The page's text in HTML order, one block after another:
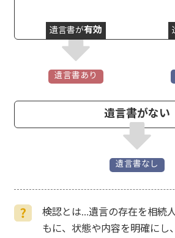
遺言書が有効
遺言書あり
遺言書がない
遺言書なし
検認とは…遺言の存在を相続
もに、状態や内容を明確にし